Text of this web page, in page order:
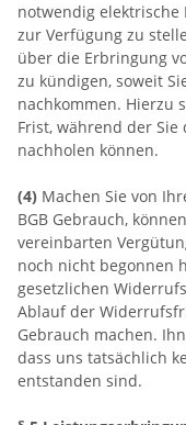
notwendig elektrische
zur Verfügung zu
über die Erbringung
zu kündigen, soweit
nachkommen. Hierzu
Frist, während der
nachholen können.
(4) Machen Sie von
BGB Gebrauch,
vereinbarten
noch nicht begonnen
gesetzlichen
Ablauf der
Gebrauch machen.
dass uns tatsächlich
entstanden sind.